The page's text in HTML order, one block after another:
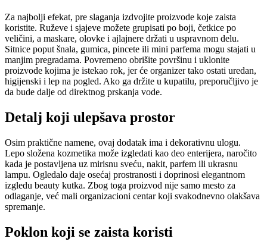
Za najbolji efekat, pre slaganja izdvojite proizvode koje zaista
koristite. Ruževe i sjajeve možete grupisati po boji, četkice po
veličini, a maskare, olovke i ajlajnere držati u uspravnom delu.
Sitnice poput šnala, gumica, pincete ili mini parfema mogu stajati u
manjim pregradama. Povremeno obrišite površinu i uklonite
proizvode kojima je istekao rok, jer će organizer tako ostati uredan,
higijenski i lep na pogled. Ako ga držite u kupatilu, preporučljivo je
da bude dalje od direktnog prskanja vode.
Detalj koji ulepšava prostor
Osim praktične namene, ovaj dodatak ima i dekorativnu ulogu.
Lepo složena kozmetika može izgledati kao deo enterijera, naročito
kada je postavljena uz mirisnu sveću, nakit, parfem ili ukrasnu
lampu. Ogledalo daje osećaj prostranosti i doprinosi elegantnom
izgledu beauty kutka. Zbog toga proizvod nije samo mesto za
odlaganje, već mali organizacioni centar koji svakodnevno olakšava
spremanje.
Poklon koji se zaista koristi